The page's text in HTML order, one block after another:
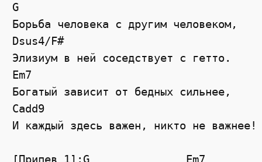
G
Борьба человека с другим человеком,
Dsus4/F#
Элизиум в ней соседствует с гетто.
Em7
Богатый зависит от бедных сильнее,
Cadd9
И каждый здесь важен, никто не важнее!